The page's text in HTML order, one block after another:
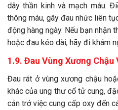
dây thần kinh và mạch máu.
thông máu, gây đau nhức liên
động hàng ngày. Nếu bạn nhận
hoặc đau kéo dài, hãy đi khám
1.9. Đau Vùng Xương Chậu
Đau rát ở vùng xương chậu
khác của ung thư cổ tử cung,
cản trở việc cung cấp oxy đến